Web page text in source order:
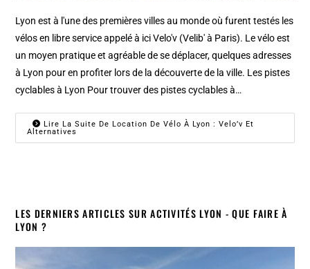
Lyon est à l'une des premières villes au monde où furent testés les
vélos en libre service appelé à ici Velo'v (Velib' à Paris). Le vélo est
un moyen pratique et agréable de se déplacer, quelques adresses
à Lyon pour en profiter lors de la découverte de la ville. Les pistes
cyclables à Lyon Pour trouver des pistes cyclables à…
Lire La Suite De Location De Vélo À Lyon : Velo’v Et
Alternatives
LES DERNIERS ARTICLES SUR ACTIVITÉS LYON - QUE FAIRE À
LYON ?